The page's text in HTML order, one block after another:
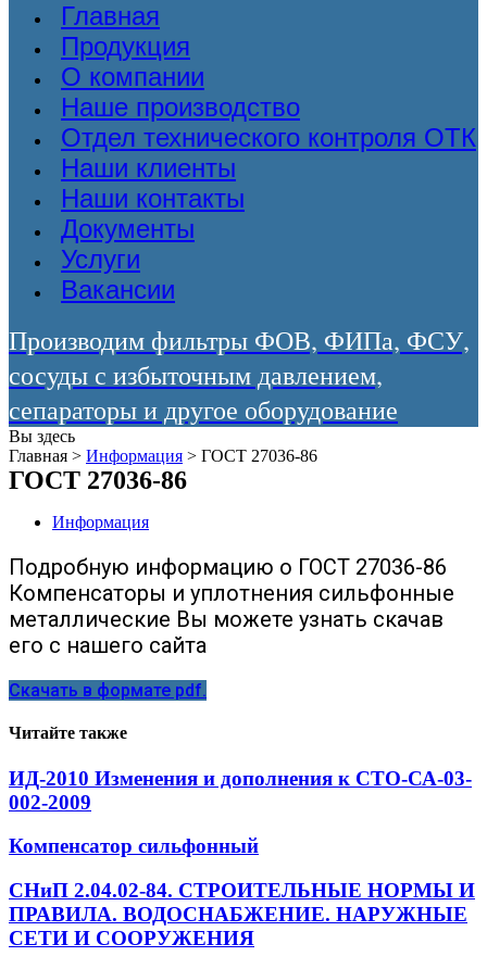
Главная
Продукция
О компании
Наше производство
Отдел технического контроля ОТК
Наши клиенты
Наши контакты
Документы
Услуги
Вакансии
Производим фильтры ФОВ, ФИПа, ФСУ,
сосуды с избыточным давлением,
сепараторы и другое оборудование
Вы здесь
Главная > Информация > ГОСТ 27036-86
ГОСТ 27036-86
Информация
Подробную информацию о ГОСТ 27036-86
Компенсаторы и уплотнения сильфонные
металлические Вы можете узнать скачав
его с нашего сайта
Скачать в формате pdf.
Читайте также
ИД-2010 Изменения и дополнения к СТО-СА-03-
002-2009
Компенсатор сильфонный
СНиП 2.04.02-84. СТРОИТЕЛЬНЫЕ НОРМЫ И
ПРАВИЛА. ВОДОСНАБЖЕНИЕ. НАРУЖНЫЕ
СЕТИ И СООРУЖЕНИЯ